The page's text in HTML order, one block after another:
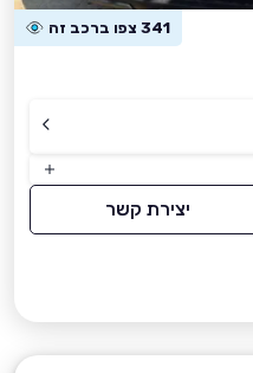
341 צפו ברכב זה
יצירת קשר